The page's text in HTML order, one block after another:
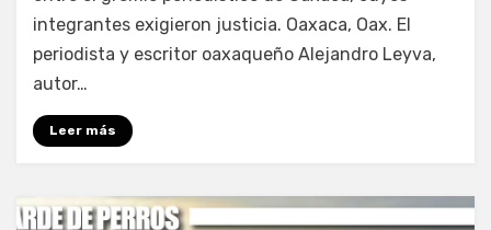
integrantes exigieron justicia. Oaxaca, Oax. El
periodista y escritor oaxaqueño Alejandro Leyva,
autor…
Leer más